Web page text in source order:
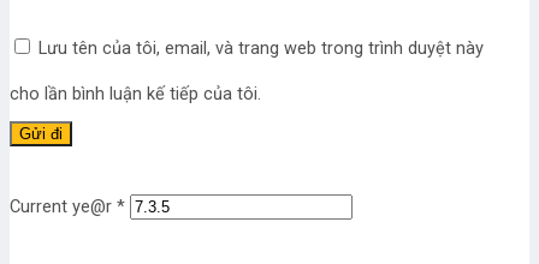
Lưu tên của tôi, email, và trang web trong trình duyệt này
cho lần bình luận kế tiếp của tôi.
Current ye@r *